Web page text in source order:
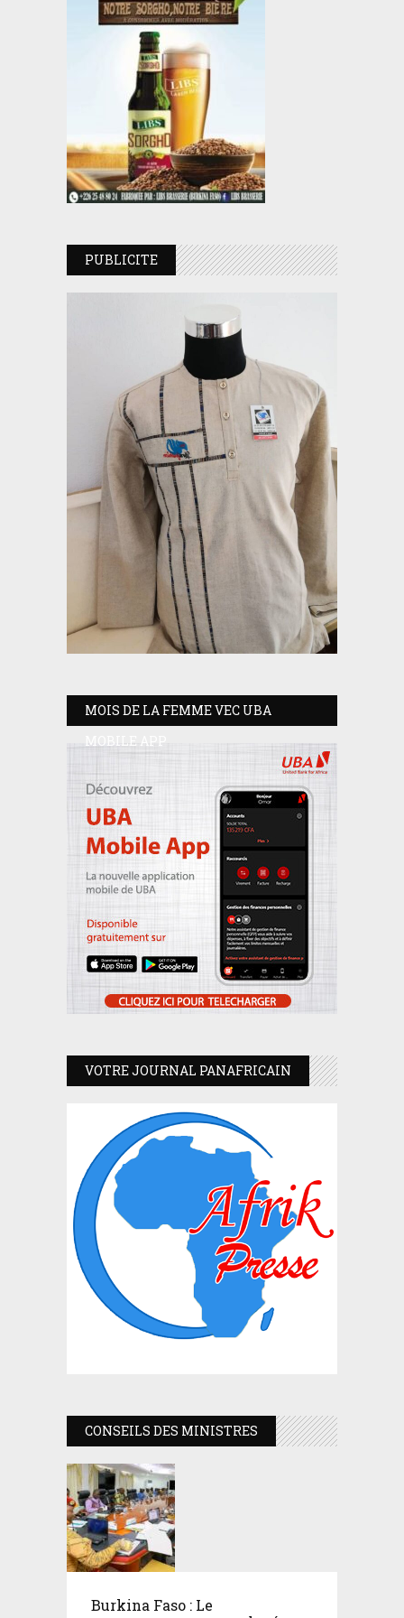
PUBLICITE
MOIS DE LA FEMME VEC UBA
MOBILE APP
VOTRE JOURNAL PANAFRICAIN
CONSEILS DES MINISTRES
Burkina Faso : Le